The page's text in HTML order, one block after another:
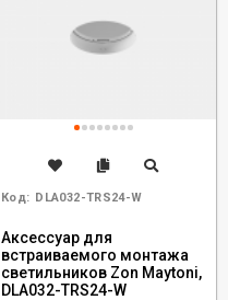
Код: DLA032-TRS24-W
Аксессуар для
встраиваемого монтажа
светильников Zon Maytoni,
DLA032-TRS24-W